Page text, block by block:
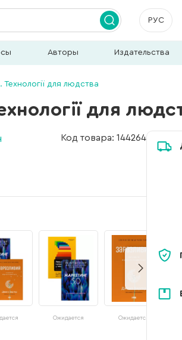
РУС
Авторы Издательства
Технології для людства
для
Код товара: 144264
Ожидается Ожидается